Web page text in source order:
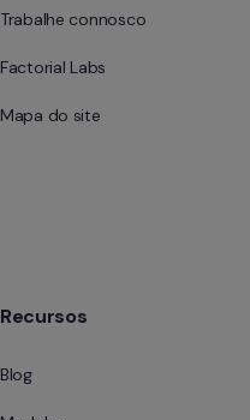
Trabalhe connosco
Factorial Labs
Mapa do site
Recursos
Blog